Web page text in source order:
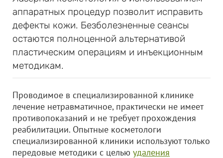
аппаратных процедур позволит исправить
дефекты кожи. Безболезненные сеансы
остаются полноценной альтернативой
пластическим операциям и инъекционным
методикам.
Проводимое в специализированной клинике
лечение нетравматичное, практически не имеет
противопоказаний и не требует прохождения
реабилитации. Опытные косметологи
специализированной клиники используют только
передовые методики с целью удаления